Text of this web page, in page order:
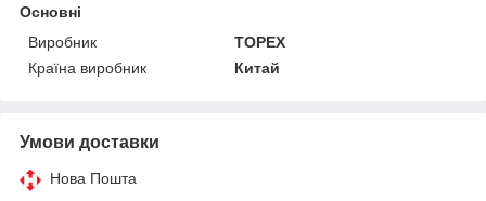
Основні
Виробник
TOPEX
Країна виробник
Китай
Умови доставки
Нова Пошта